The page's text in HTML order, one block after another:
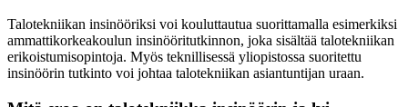
Talotekniikan insinööriksi voi kouluttautua suorittamalla esimerkiksi
ammattikorkeakoulun insinööritutkinnon, joka sisältää talotekniikan
erikoistumisopintoja. Myös teknillisessä yliopistossa suoritettu
insinöörin tutkinto voi johtaa talotekniikan asiantuntijan uraan.